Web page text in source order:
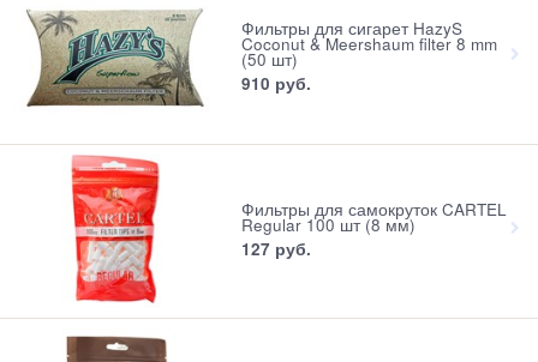
Фильтры для сигарет HazyS
Coconut & Meershaum filter 8 mm
(50 шт)
910 руб.
Фильтры для самокруток CARTEL
Regular 100 шт (8 мм)
127 руб.